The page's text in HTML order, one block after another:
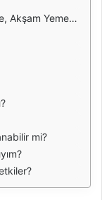
Yemekleri)
mi?